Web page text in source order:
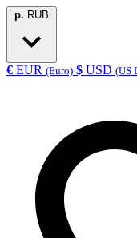
р. RUB
€ EUR (Euro) $ USD (US